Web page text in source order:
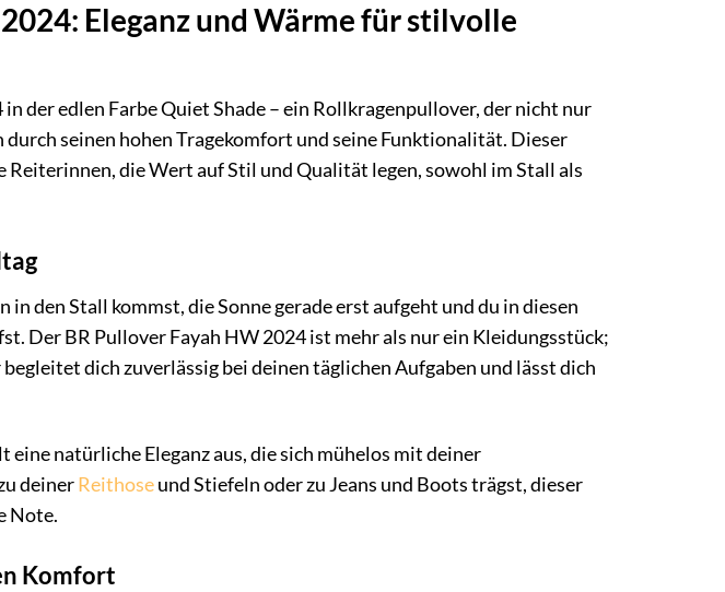
Eleganz und Wärme für stilvolle
der edlen Farbe Quiet Shade – ein Rollkragenpullover, der nicht nur
seinen hohen Tragekomfort und seine Funktionalität. Dieser
die Wert auf Stil und Qualität legen, sowohl im Stall als
den Stall kommst, die Sonne gerade erst aufgeht und du in diesen
Der BR Pullover Fayah HW 2024 ist mehr als nur ein Kleidungsstück;
dich zuverlässig bei deinen täglichen Aufgaben und lässt dich
natürliche Eleganz aus, die sich mühelos mit deiner
deinerReithoseund Stiefeln oder zu Jeans und Boots trägst, dieser
Note.
Komfort